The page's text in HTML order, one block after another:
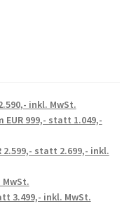
inkl. MwSt.
EUR 999,- statt 1.049,-
2.599,- statt 2.699,- inkl.
MwSt.
3.499,- inkl. MwSt.